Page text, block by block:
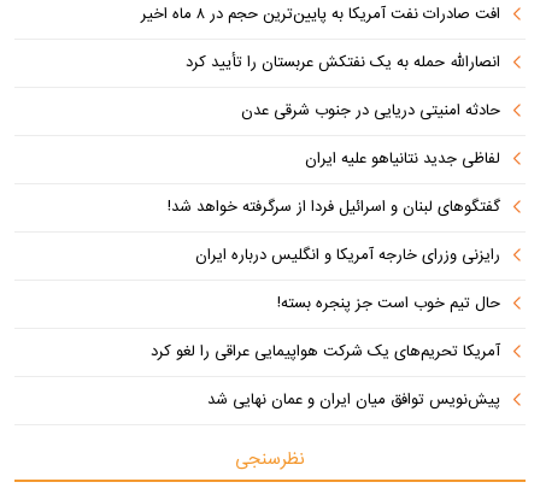
افت صادرات نفت آمریکا به پایین‌ترین حجم در ۸ ماه اخیر
انصارالله حمله به یک نفتکش عربستان را تأیید کرد
حادثه امنیتی دریایی در جنوب شرقی عدن
لفاظی جدید نتانیاهو علیه ایران
گفتگوهای لبنان و اسرائیل فردا از سرگرفته خواهد شد!
رایزنی وزرای خارجه آمریکا و انگلیس درباره ایران
حال تیم خوب است جز پنجره بسته!
آمریکا تحریم‌های یک شرکت هواپیمایی عراقی را لغو کرد
پیش‌نویس توافق میان ایران و عمان نهایی شد
نظرسنجی